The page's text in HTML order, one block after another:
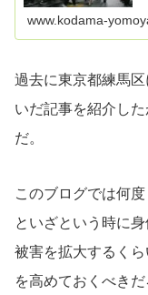
www.kodama-
過去に東京都練馬
いだ記事を紹介し
だ。
このブログでは何
といざという時に
被害を拡大するく
を高めておくべきだ